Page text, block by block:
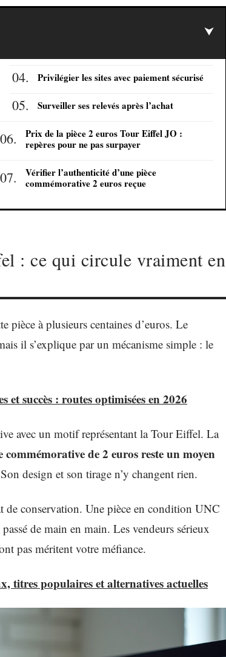
Privilégier les sites avec paiement sécurisé
Surveiller ses relevés après l’achat
Prix de la pièce 2 euros Tour Eiffel JO :
repères pour ne pas surpayer
Vérifier l’authenticité d’une pièce
commémorative 2 euros reçue
: ce qui circule vraiment en
pièce à plusieurs centaines d’euros. Le
il s’explique par un mécanisme simple : le
succès : routes optimisées en 2026
avec un motif représentant la Tour Eiffel. La
commémorative de 2 euros reste un moyen
design et son tirage n’y changent rien.
de conservation. Une pièce en condition UNC
de main en main. Les vendeurs sérieux
pas méritent votre méfiance.
titres populaires et alternatives actuelles